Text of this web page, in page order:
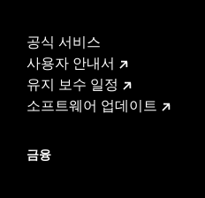
공식 서비스
사용자 안내서
유지 보수 일정
소프트웨어 업데이트
금융